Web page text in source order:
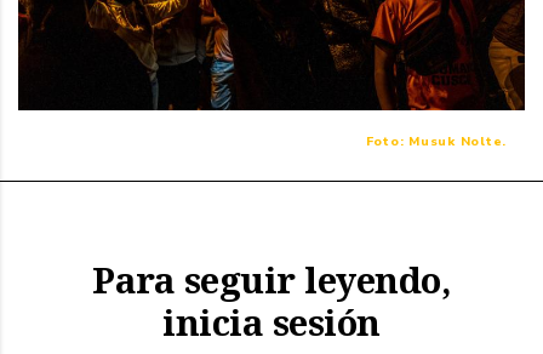
Foto: Musuk Nolte.
Para seguir leyendo,
inicia sesión